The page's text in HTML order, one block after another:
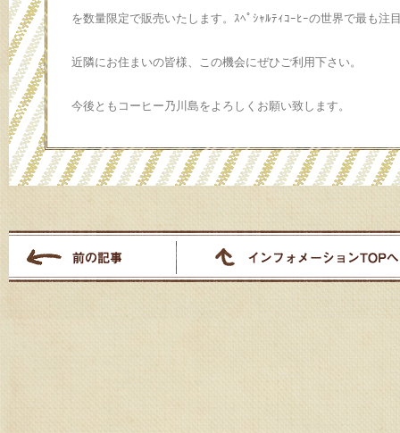
を数量限定で販売いたします。ｽﾍﾟｼｬﾙﾃｨｺｰﾋｰの世界で最も注
近隣にお住まいの皆様、この機会にぜひご利用下さい。
今後ともコーヒー乃川島をよろしくお願い致します。